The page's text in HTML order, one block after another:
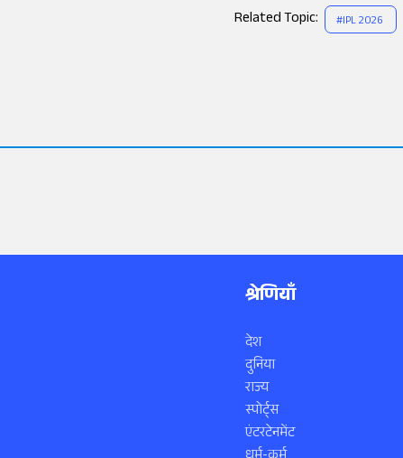
Related Topic: #IPL 2026
श्रेणियाँ
देश
दुनिया
राज्य
स्पोर्ट्स
एंटरटेनमेंट